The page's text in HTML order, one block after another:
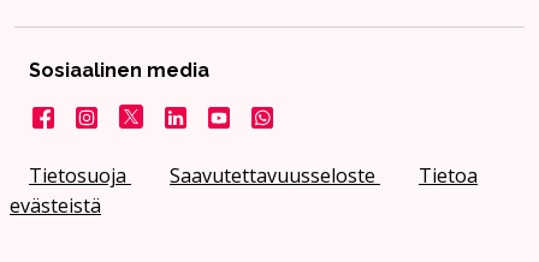
Tietosuoja Saavutettavuusseloste
Tietoa
evästeistä
Sosiaalinen media
FacebookInstagram
X LinkedInYouTubeKaupunki WhatsApissa